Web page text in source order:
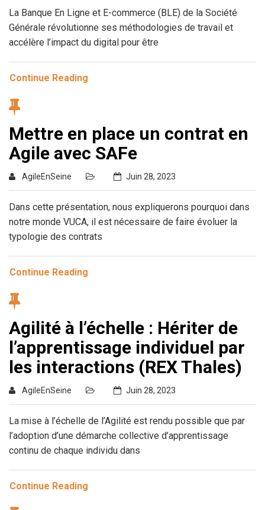
La Banque En Ligne et E-commerce (BLE) de la Société
Générale révolutionne ses méthodologies de travail et
accélère l’impact du digital pour être
Continue Reading
Mettre en place un contrat en
Agile avec SAFe
AgileEnSeine Juin 28, 2023
Dans cette présentation, nous expliquerons pourquoi dans
notre monde VUCA, il est nécessaire de faire évoluer la
typologie des contrats
Continue Reading
Agilité à l’échelle : Hériter de
l’apprentissage individuel par
les interactions (REX Thales)
AgileEnSeine Juin 28, 2023
La mise à l’échelle de l’Agilité est rendu possible que par
l’adoption d’une démarche collective d’apprentissage
continu de chaque individu dans
Continue Reading